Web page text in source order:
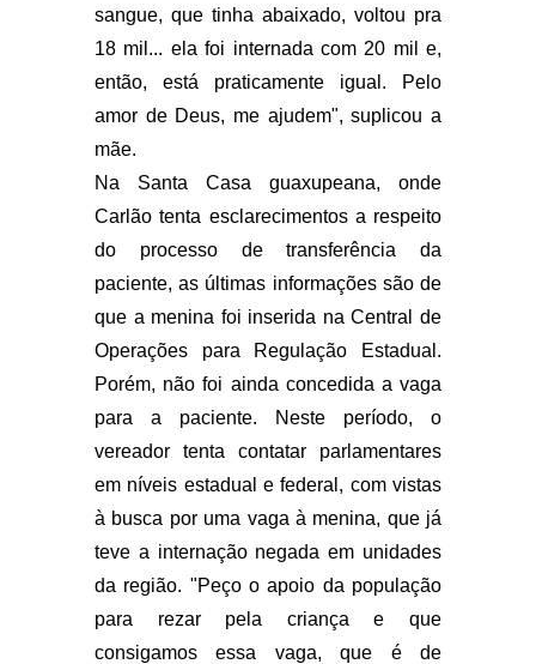
sangue, que tinha abaixado, voltou pra
18 mil... ela foi internada com 20 mil e,
então, está praticamente igual. Pelo
amor de Deus, me ajudem", suplicou a
mãe.
Na Santa Casa guaxupeana, onde
Carlão tenta esclarecimentos a respeito
do processo de transferência da
paciente, as últimas informações são de
que a menina foi inserida na Central de
Operações para Regulação Estadual.
Porém, não foi ainda concedida a vaga
para a paciente. Neste período, o
vereador tenta contatar parlamentares
em níveis estadual e federal, com vistas
à busca por uma vaga à menina, que já
teve a internação negada em unidades
da região. "Peço o apoio da população
para rezar pela criança e que
consigamos essa vaga, que é de